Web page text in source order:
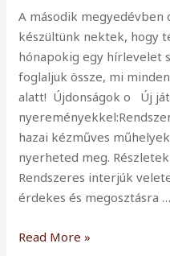
A második megyedévben
készültünk nektek, hogy
hónapokig egy hírlevelet
foglaljuk össze, mi
alatt! Újdonságok o Új
hazai kézműves
nyerheted meg.
Rendszeres interjúk
érdekes és megosztásra …
Mi
Read More »